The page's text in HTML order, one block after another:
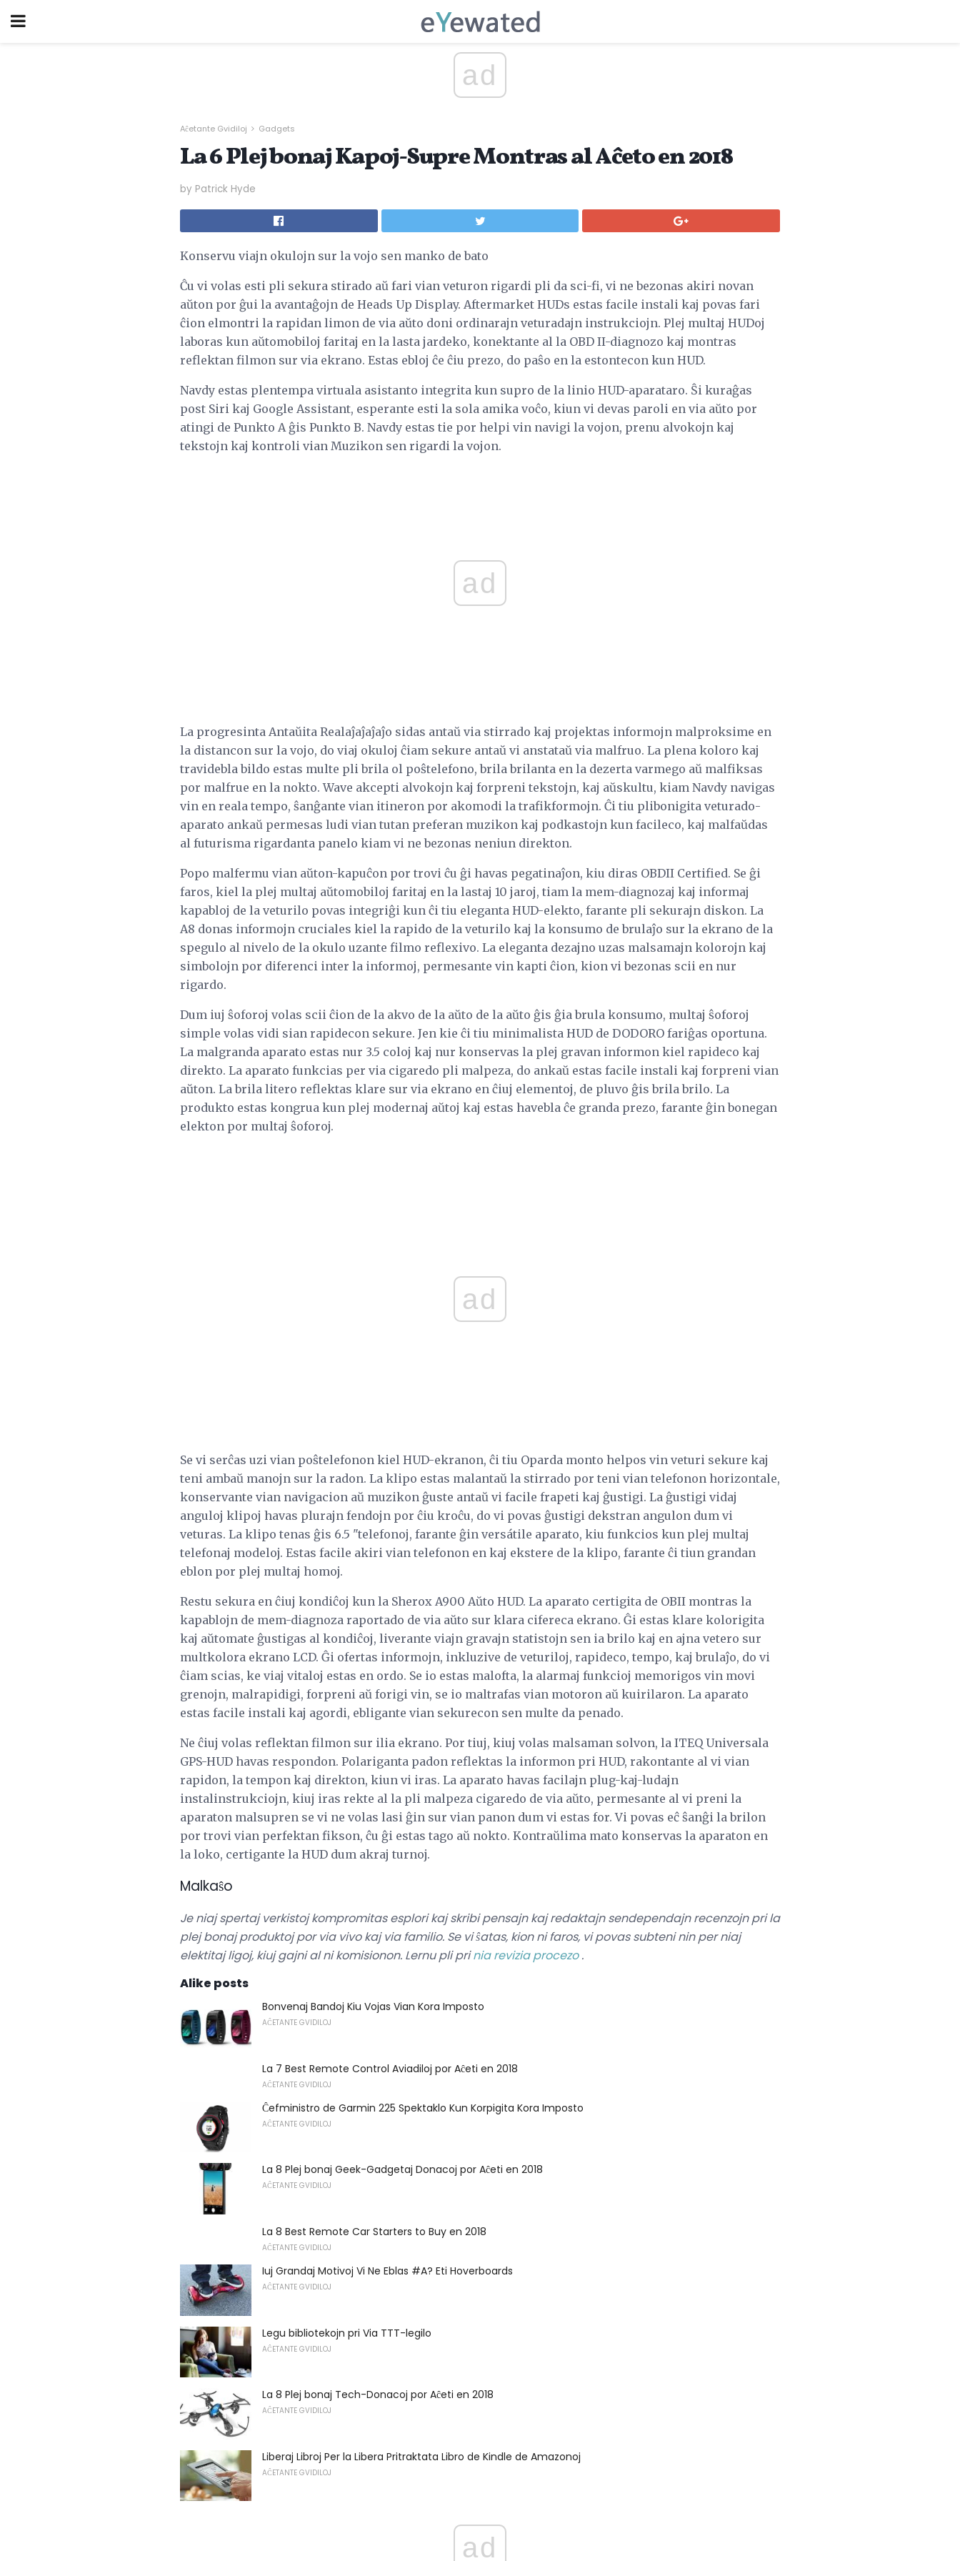
ad
Aĉetante Gvidiloj Gadgets
La 6 Plej bonaj Kapoj-Supre Montras al Aĉeto en 2018
by Patrick Hyde
Konservu viajn okulojn sur la vojo sen manko de bato
Ĉu vi volas esti pli sekura stirado aŭ fari vian veturon rigardi pli da sci-fi, vi ne bezonas akiri novan
aŭton por ĝui la avantaĝojn de Heads Up Display. Aftermarket HUDs estas facile instali kaj povas fari
ĉion elmontri la rapidan limon de via aŭto doni ordinarajn veturadajn instrukciojn. Plej multaj HUDoj
laboras kun aŭtomobiloj faritaj en la lasta jardeko, konektante al la OBD II-diagnozo kaj montras
reflektan filmon sur via ekrano. Estas ebloj ĉe ĉiu prezo, do paŝo en la estontecon kun HUD.
Navdy estas plentempa virtuala asistanto integrita kun supro de la linio HUD-aparataro. Ŝi kuraĝas
post Siri kaj Google Assistant, esperante esti la sola amika voĉo, kiun vi devas paroli en via aŭto por
atingi de Punkto A ĝis Punkto B. Navdy estas tie por helpi vin navigi la vojon, prenu alvokojn kaj
tekstojn kaj kontroli vian Muzikon sen rigardi la vojon.
ad
La progresinta Antaŭita Realaĵaĵaĵaĵo sidas antaŭ via stirrado kaj projektas informojn malproksime en
la distancon sur la vojo, do viaj okuloj ĉiam sekure antaŭ vi anstataŭ via malfruo. La plena koloro kaj
travidebla bildo estas multe pli brila ol poŝtelefono, brila brilanta en la dezerta varmego aŭ malfiksas
por malfrue en la nokto. Wave akcepti alvokojn kaj forpreni tekstojn, kaj aŭskultu, kiam Navdy navigas
vin en reala tempo, ŝanĝante vian itineron por akomodi la trafikformojn. Ĉi tiu plibonigita veturado-
aparato ankaŭ permesas ludi vian tutan preferan muzikon kaj podkastojn kun facileco, kaj malfaŭdas
al futurisma rigardanta panelo kiam vi ne bezonas neniun direkton.
Popo malfermu vian aŭton-kapuĉon por trovi ĉu ĝi havas pegatinaĵon, kiu diras OBDII Certified. Se ĝi
faros, kiel la plej multaj aŭtomobiloj faritaj en la lastaj 10 jaroj, tiam la mem-diagnozaj kaj informaj
kapabloj de la veturilo povas integriĝi kun ĉi tiu eleganta HUD-elekto, farante pli sekurajn diskon. La
A8 donas informojn cruciales kiel la rapido de la veturilo kaj la konsumo de brulaĵo sur la ekrano de la
spegulo al nivelo de la okulo uzante filmo reflexivo. La eleganta dezajno uzas malsamajn kolorojn kaj
simbolojn por diferenci inter la informoj, permesante vin kapti ĉion, kion vi bezonas scii en nur
rigardo.
Dum iuj ŝoforoj volas scii ĉion de la akvo de la aŭto de la aŭto ĝis ĝia brula konsumo, multaj ŝoforoj
simple volas vidi sian rapidecon sekure. Jen kie ĉi tiu minimalista HUD de DODORO fariĝas oportuna.
La malgranda aparato estas nur 3.5 coloj kaj nur konservas la plej gravan informon kiel rapideco kaj
direkto. La aparato funkcias per via cigaredo pli malpeza, do ankaŭ estas facile instali kaj forpreni vian
aŭton. La brila litero reflektas klare sur via ekrano en ĉiuj elementoj, de pluvo ĝis brila brilo. La
produkto estas kongrua kun plej modernaj aŭtoj kaj estas havebla ĉe granda prezo, farante ĝin bonegan
elekton por multaj ŝoforoj.
ad
Se vi serĉas uzi vian poŝtelefonon kiel HUD-ekranon, ĉi tiu Oparda monto helpos vin veturi sekure kaj
teni ambaŭ manojn sur la radon. La klipo estas malantaŭ la stirrado por teni vian telefonon horizontale,
konservante vian navigacion aŭ muzikon ĝuste antaŭ vi facile frapeti kaj ĝustigi. La ĝustigi vidaj
anguloj klipoj havas plurajn fendojn por ĉiu kroĉu, do vi povas ĝustigi dekstran angulon dum vi
veturas. La klipo tenas ĝis 6.5 "telefonoj, farante ĝin versátile aparato, kiu funkcios kun plej multaj
telefonaj modeloj. Estas facile akiri vian telefonon en kaj ekstere de la klipo, farante ĉi tiun grandan
eblon por plej multaj homoj.
Restu sekura en ĉiuj kondiĉoj kun la Sherox A900 Aŭto HUD. La aparato certigita de OBII montras la
kapablojn de mem-diagnoza raportado de via aŭto sur klara cifereca ekrano. Ĝi estas klare kolorigita
kaj aŭtomate ĝustigas al kondiĉoj, liverante viajn gravajn statistojn sen ia brilo kaj en ajna vetero sur
multkolora ekrano LCD. Ĝi ofertas informojn, inkluzive de veturiloj, rapideco, tempo, kaj brulaĵo, do vi
ĉiam scias, ke viaj vitaloj estas en ordo. Se io estas malofta, la alarmaj funkcioj memorigos vin movi
grenojn, malrapidigi, forpreni aŭ forigi vin, se io maltrafas vian motoron aŭ kuirilaron. La aparato
estas facile instali kaj agordi, ebligante vian sekurecon sen multe da penado.
Ne ĉiuj volas reflektan filmon sur ilia ekrano. Por tiuj, kiuj volas malsaman solvon, la ITEQ Universala
GPS-HUD havas respondon. Polariganta padon reflektas la informon pri HUD, rakontante al vi vian
rapidon, la tempon kaj direkton, kiun vi iras. La aparato havas facilajn plug-kaj-ludajn
instalinstrukciojn, kiuj iras rekte al la pli malpeza cigaredo de via aŭto, permesante al vi preni la
aparaton malsupren se vi ne volas lasi ĝin sur vian panon dum vi estas for. Vi povas eĉ ŝanĝi la brilon
por trovi vian perfektan fikson, ĉu ĝi estas tago aŭ nokto. Kontraŭlima mato konservas la aparaton en
la loko, certigante la HUD dum akraj turnoj.
Malkaŝo
Je niaj spertaj verkistoj kompromitas esplori kaj skribi pensajn kaj redaktajn sendependajn recenzojn pri la
plej bonaj produktoj por via vivo kaj via familio. Se vi ŝatas, kion ni faros, vi povas subteni nin per niaj
elektitaj ligoj, kiuj gajni al ni komisionon. Lernu pli prinia revizia procezo.
Alike posts
Bonvenaj Bandoj Kiu Vojas Vian Kora Imposto
AĈETANTE GVIDILOJ
La 7 Best Remote Control Aviadiloj por Aĉeti en 2018
AĈETANTE GVIDILOJ
Ĉefministro de Garmin 225 Spektaklo Kun Korpigita Kora Imposto
AĈETANTE GVIDILOJ
La 8 Plej bonaj Geek-Gadgetaj Donacoj por Aĉeti en 2018
AĈETANTE GVIDILOJ
La 8 Best Remote Car Starters to Buy en 2018
AĈETANTE GVIDILOJ
Iuj Grandaj Motivoj Vi Ne Eblas #A? Eti Hoverboards
AĈETANTE GVIDILOJ
Legu bibliotekojn pri Via TTT-legilo
AĈETANTE GVIDILOJ
La 8 Plej bonaj Tech-Donacoj por Aĉeti en 2018
AĈETANTE GVIDILOJ
Liberaj Libroj Per la Libera Pritraktata Libro de Kindle de Amazonoj
AĈETANTE GVIDILOJ
ad